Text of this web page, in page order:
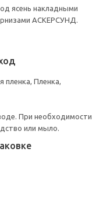
ясень накладными
АСКЕРСУНД.
Пленка,
При необходимости
или мыло.